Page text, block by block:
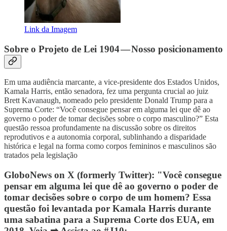
Link da Imagem
Sobre o Projeto de Lei 1904 — Nosso posicionamento
Em uma audiência marcante, a vice-presidente dos Estados Unidos,
Kamala Harris, então senadora, fez uma pergunta crucial ao juiz
Brett Kavanaugh, nomeado pelo presidente Donald Trump para a
Suprema Corte: “Você consegue pensar em alguma lei que dê ao
governo o poder de tomar decisões sobre o corpo masculino?” Esta
questão ressoa profundamente na discussão sobre os direitos
reprodutivos e a autonomia corporal, sublinhando a disparidade
histórica e legal na forma como corpos femininos e masculinos são
tratados pela legislação
GloboNews on X (formerly Twitter): "Você consegue
pensar em alguma lei que dê ao governo o poder de
tomar decisões sobre o corpo de um homem? Essa
questão foi levantada por Kamala Harris durante
uma sabatina para a Suprema Corte dos EUA, em